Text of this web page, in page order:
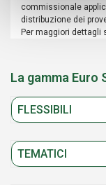
commissionale
distribuzione dei
Per maggiori dettagli
La gamma Euro
FLESSIBILI
TEMATICI